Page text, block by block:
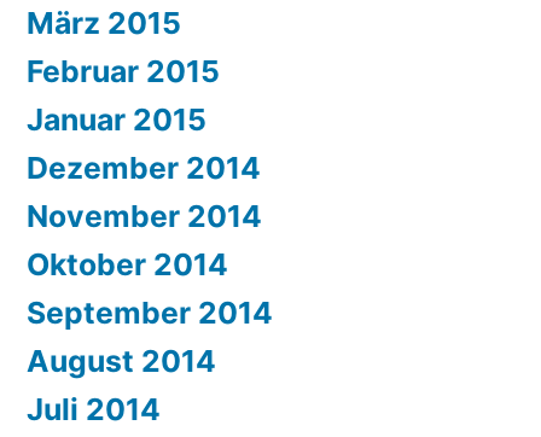
März 2015
Februar 2015
Januar 2015
Dezember 2014
November 2014
Oktober 2014
September 2014
August 2014
Juli 2014